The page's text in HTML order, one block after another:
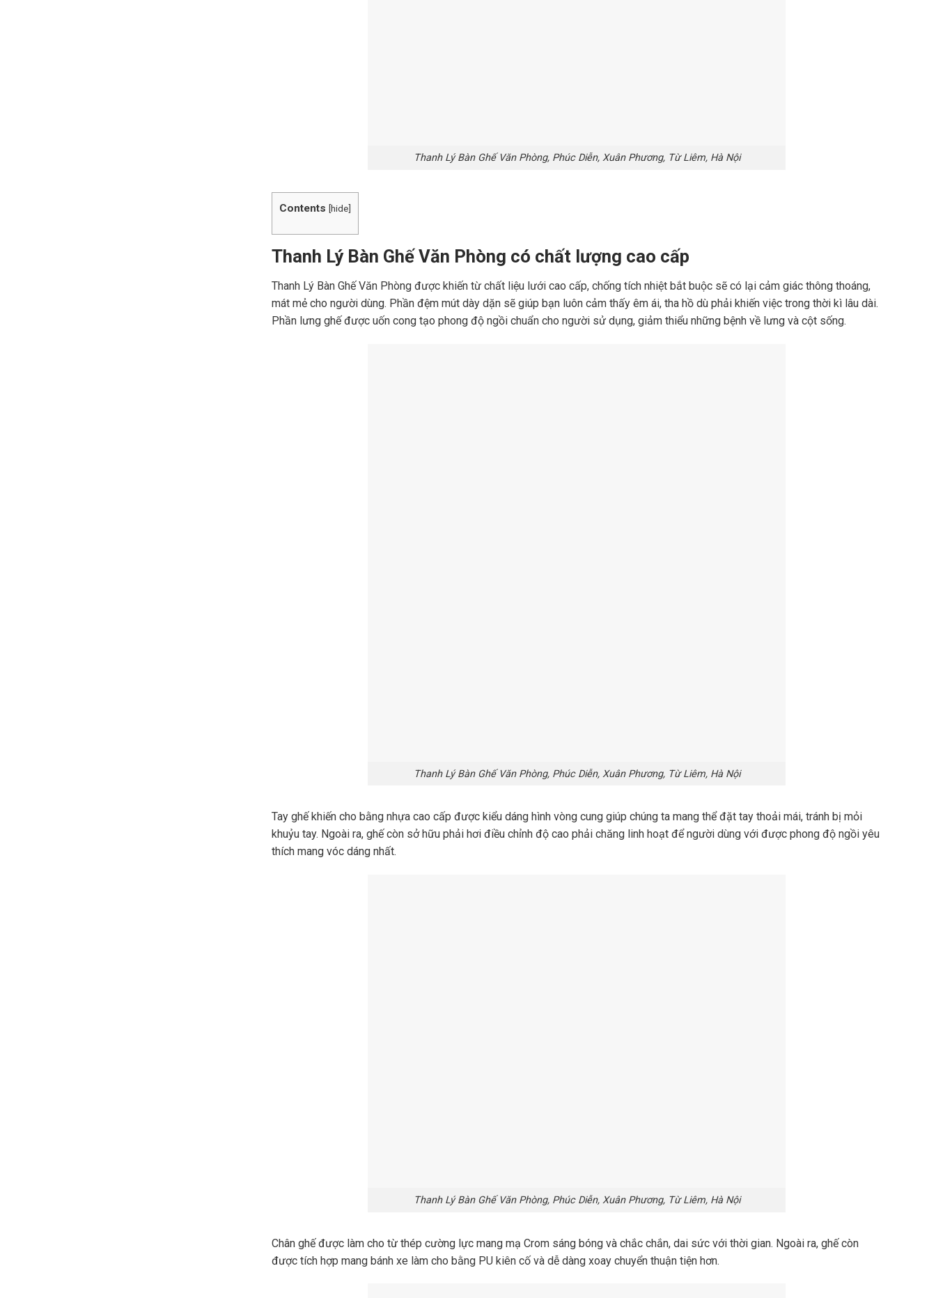
Thanh Lý Bàn Ghế Văn Phòng, Phúc Diễn, Xuân Phương, Từ Liêm, Hà Nội
Contents [hide]
Thanh Lý Bàn Ghế Văn Phòng có chất lượng cao cấp
Thanh Lý Bàn Ghế Văn Phòng được khiến từ chất liệu lưới cao cấp, chống tích nhiệt bắt buộc sẽ có lại cảm giác thông thoáng,
mát mẻ cho người dùng. Phần đệm mút dày dặn sẽ giúp bạn luôn cảm thấy êm ái, tha hồ dù phải khiến việc trong thời kì lâu dài.
Phần lưng ghế được uốn cong tạo phong độ ngồi chuẩn cho người sử dụng, giảm thiểu những bệnh về lưng và cột sống.
Thanh Lý Bàn Ghế Văn Phòng, Phúc Diễn, Xuân Phương, Từ Liêm, Hà Nội
Tay ghế khiến cho bằng nhựa cao cấp được kiểu dáng hình vòng cung giúp chúng ta mang thể đặt tay thoải mái, tránh bị mỏi
khuỷu tay. Ngoài ra, ghế còn sở hữu phải hơi điều chỉnh độ cao phải chăng linh hoạt để người dùng với được phong độ ngồi yêu
thích mang vóc dáng nhất.
Thanh Lý Bàn Ghế Văn Phòng, Phúc Diễn, Xuân Phương, Từ Liêm, Hà Nội
Chân ghế được làm cho từ thép cường lực mang mạ Crom sáng bóng và chắc chắn, dai sức với thời gian. Ngoài ra, ghế còn
được tích hợp mang bánh xe làm cho bằng PU kiên cố và dễ dàng xoay chuyển thuận tiện hơn.